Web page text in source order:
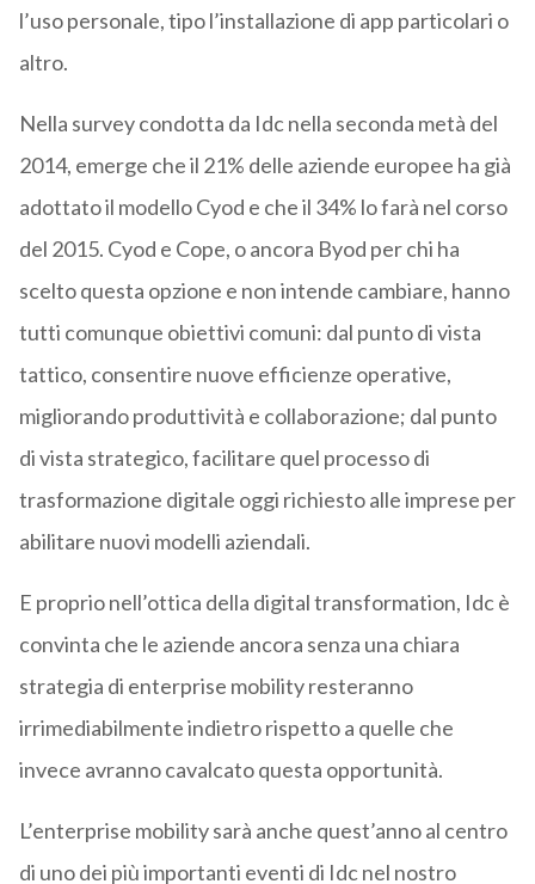
l’uso personale, tipo l’installazione di app particolari o
altro.
Nella survey condotta da Idc nella seconda metà del
2014, emerge che il 21% delle aziende europee ha già
adottato il modello Cyod e che il 34% lo farà nel corso
del 2015. Cyod e Cope, o ancora Byod per chi ha
scelto questa opzione e non intende cambiare, hanno
tutti comunque obiettivi comuni: dal punto di vista
tattico, consentire nuove efficienze operative,
migliorando produttività e collaborazione; dal punto
di vista strategico, facilitare quel processo di
trasformazione digitale oggi richiesto alle imprese per
abilitare nuovi modelli aziendali.
E proprio nell’ottica della digital transformation, Idc è
convinta che le aziende ancora senza una chiara
strategia di enterprise mobility resteranno
irrimediabilmente indietro rispetto a quelle che
invece avranno cavalcato questa opportunità.
L’enterprise mobility sarà anche quest’anno al centro
di uno dei più importanti eventi di Idc nel nostro